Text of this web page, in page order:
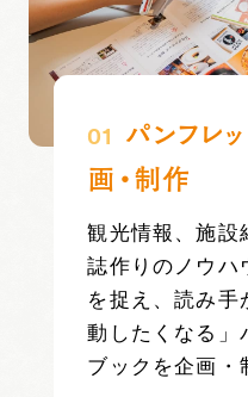
01
パンフレ
画・制作
観光情報、施設
誌作りのノウハ
を捉え、読み手
動したくなる」
ブックを企画・